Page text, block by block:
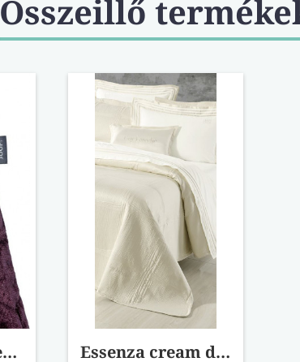
Összeillő
Joop! Velvety beere díszpárna Essenza cream dekorpárna